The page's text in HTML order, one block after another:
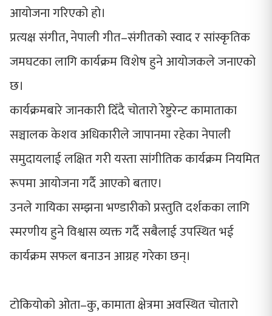
आयोजना गरिएको हो।
प्रत्यक्ष संगीत, नेपाली गीत–संगीतको स्वाद र सांस्कृतिक
जमघटका लागि कार्यक्रम विशेष हुने आयोजकले जनाएको
छ।
कार्यक्रमबारे जानकारी दिँदै चोतारो रेष्टुरेन्ट कामाताका
सञ्चालक केशव अधिकारीले जापानमा रहेका नेपाली
समुदायलाई लक्षित गरी यस्ता सांगीतिक कार्यक्रम नियमित
रूपमा आयोजना गर्दै आएको बताए।
उनले गायिका सम्झना भण्डारीको प्रस्तुति दर्शकका लागि
स्मरणीय हुने विश्वास व्यक्त गर्दै सबैलाई उपस्थित भई
कार्यक्रम सफल बनाउन आग्रह गरेका छन्।
टोकियोको ओता–कु, कामाता क्षेत्रमा अवस्थित चोतारो